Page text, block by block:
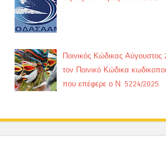
Ποινικός Κώδικας
τον Ποινικό Κώδικα
που επέφερε ο Ν. 5224/2025